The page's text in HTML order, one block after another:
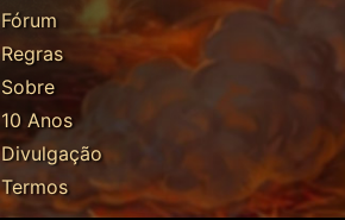
Fórum
Regras
Sobre
10 Anos
Divulgação
Termos